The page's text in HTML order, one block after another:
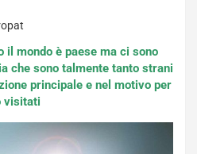
il mondo è paese ma ci sono
che sono talmente tanto strani
principale e nel motivo per
visitati